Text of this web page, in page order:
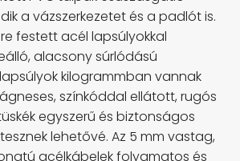
a vázszerkezetet és a padlót is.
festett acél lapsúlyokkal
alacsony súrlódású
kilogrammban vannak
színkóddal ellátott, rugós
egyszerű és biztonságos
lehetővé. Az 5 mm vastag,
acélkábelek folyamatos és